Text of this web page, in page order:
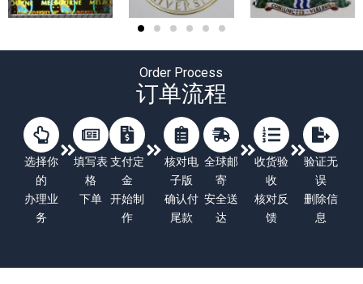
Order Process
订单流程
选择你
的
办理业
务
填写表
格
下单
支付定
金
开始制
作
核对电
子版
确认付
尾款
全球邮
寄
安全送
达
收货验
收
核对反
馈
验证无
误
删除信
息